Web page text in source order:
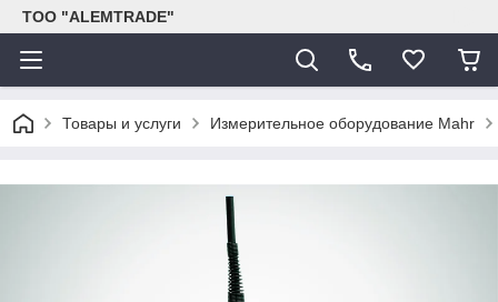
ТОО "ALEMTRADE"
Товары и услуги Измерительное оборудование Mahr